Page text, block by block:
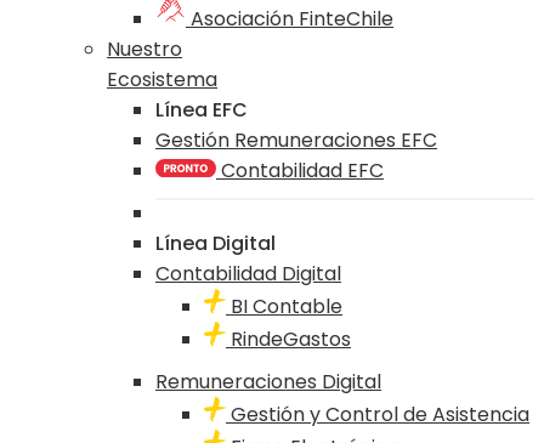
Asociación FinteChile
Nuestro
Ecosistema
Línea EFC
Gestión Remuneraciones EFC
Contabilidad EFC
Línea Digital
Contabilidad Digital
BI Contable
RindeGastos
Remuneraciones Digital
Gestión y Control de Asistencia